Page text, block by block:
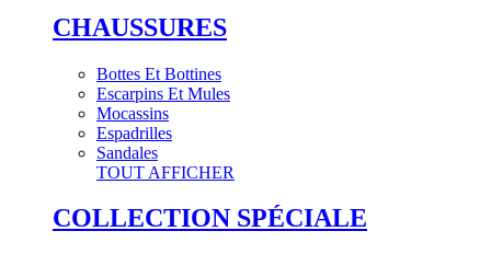
CHAUSSURES
Bottes Et Bottines
Escarpins Et Mules
Mocassins
Espadrilles
Sandales
TOUT AFFICHER
COLLECTION SPÉCIALE